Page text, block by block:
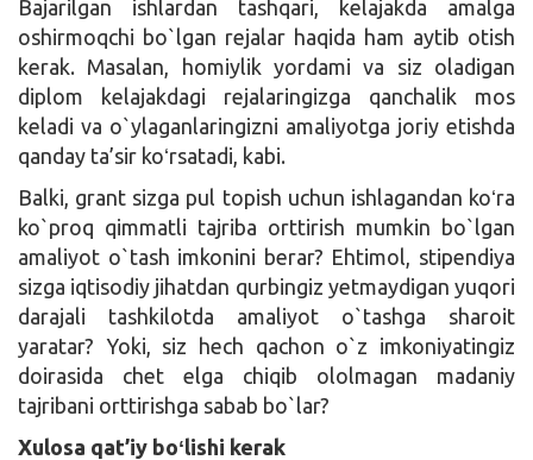
Bajarilgan ishlardan tashqari, kelajakda amalga
oshirmoqchi bo`lgan rejalar haqida ham aytib otish
kerak. Masalan, homiylik yordami va siz oladigan
diplom kelajakdagi rejalaringizga qanchalik mos
keladi va o`ylaganlaringizni amaliyotga joriy etishda
qanday ta’sir koʻrsatadi, kabi.
Balki, grant sizga pul topish uchun ishlagandan koʻra
ko`proq qimmatli tajriba orttirish mumkin bo`lgan
amaliyot o`tash imkonini berar? Ehtimol, stipendiya
sizga iqtisodiy jihatdan qurbingiz yetmaydigan yuqori
darajali tashkilotda amaliyot o`tashga sharoit
yaratar? Yoki, siz hech qachon o`z imkoniyatingiz
doirasida chet elga chiqib ololmagan madaniy
tajribani orttirishga sabab bo`lar?
Xulosa qat’iy boʻlishi kerak